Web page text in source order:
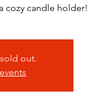
cozy candle holder!
out.